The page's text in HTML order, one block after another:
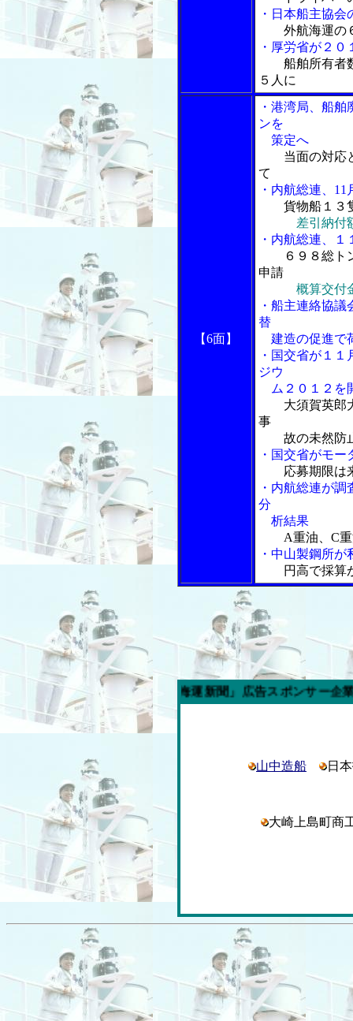
・日本船主協
外航海運の
・厚労省が２
船舶所有者
５人に
【6面】
・港湾局、船
ンを
策定へ
当面の対応
て
・内航総連、
貨物船１３
差引納付
・内航総連、
６９８総ト
申請
概算交付
・船主連絡協
替
建造の促進で
・国交省が１
ジウ
ム２０１２を
大須賀英郎
事
故の未然防止
・国交省がモ
応募期限は
・内航総連が
分
析結果
A重油、C
・中山製鋼所
円高で採算
週の「内航海運新聞」広告スポンサー企業
山中造船 日
大崎上島町